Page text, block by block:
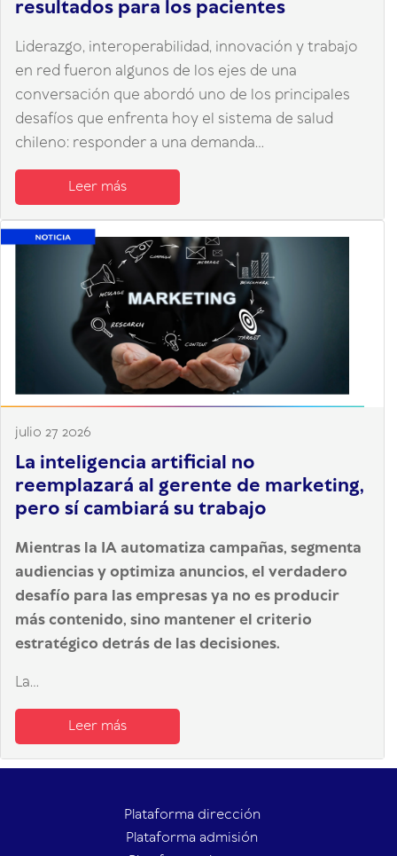
resultados para los pacientes
Liderazgo, interoperabilidad, innovación y trabajo
en red fueron algunos de los ejes de una
conversación que abordó uno de los principales
desafíos que enfrenta hoy el sistema de salud
chileno: responder a una demanda...
Leer más
julio 27 2026
La inteligencia artificial no
reemplazará al gerente de marketing,
pero sí cambiará su trabajo
Mientras la IA automatiza campañas, segmenta
audiencias y optimiza anuncios, el verdadero
desafío para las empresas ya no es producir
más contenido, sino mantener el criterio
estratégico detrás de las decisiones.
La...
Leer más
Plataforma dirección
Plataforma admisión